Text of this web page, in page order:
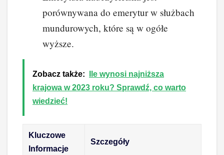
porównywana do emerytur w służbach
mundurowych, które są w ogółe
wyższe.
Zobacz także:
Ile wynosi najniższa
krajowa w 2023 roku? Sprawdź, co warto
wiedzieć!
Kluczowe
Informacje
Szczegóły